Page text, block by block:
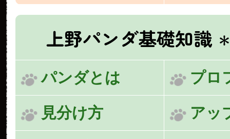
上野パンダ基礎知識
パンダとは プロ
見分け方 アッ